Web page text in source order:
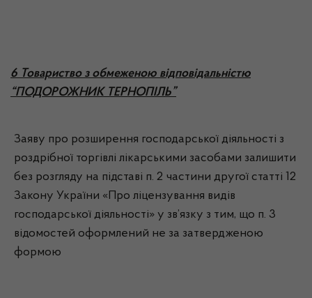
6 Товариство з обмеженою відповідальністю
“ПОДОРОЖНИК ТЕРНОПІЛЬ”
Заяву про розширення господарської діяльності з
роздрібної торгівлі лікарськими засобами залишити
без розгляду на підставі п. 2 частини другої статті 12
Закону України «Про ліцензування видів
господарської діяльності» у зв’язку з тим, що п. 3
відомостей оформлений не за затвердженою
формою